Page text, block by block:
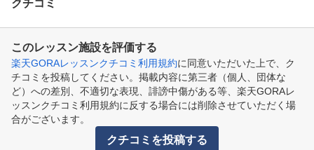
クチコミ
このレッスン施設を評価する
楽天GORAレッスンクチコミ利用規約に同意いただいた上で、ク
チコミを投稿してください。掲載内容に第三者（個人、団体な
ど）への差別、不適切な表現、誹謗中傷がある等、楽天GORAレ
ッスンクチコミ利用規約に反する場合には削除させていただく場
合がございます。
クチコミを投稿する